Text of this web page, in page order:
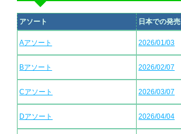
アソート 日本での発売
Aアソート 2026/01/03
Bアソート 2026/02/07
Cアソート 2026/03/07
Dアソート 2026/04/04